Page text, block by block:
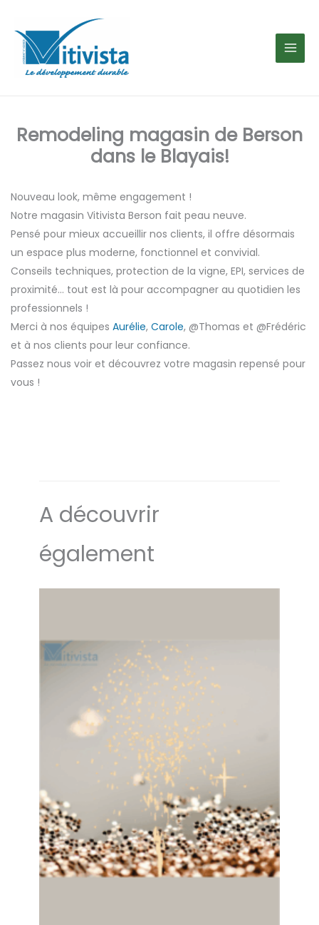
contenu
Remodeling magasin de Berson
dans le Blayais!
Nouveau look, même engagement !
Notre magasin Vitivista Berson fait peau neuve.
Pensé pour mieux accueillir nos clients, il offre désormais
un espace plus moderne, fonctionnel et convivial.
Conseils techniques, protection de la vigne, EPI, services de
proximité… tout est là pour accompagner au quotidien les
professionnels !
Merci à nos équipes Aurélie, Carole, @Thomas et @Frédéric
et à nos clients pour leur confiance.
Passez nous voir et découvrez votre magasin repensé pour
vous !
A découvrir
également